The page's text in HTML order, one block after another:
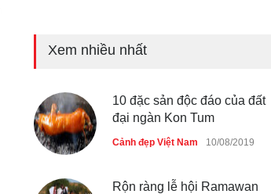
du lịch quốc gia
Những món ăn đồng quê dân
dã ở Sài Gòn
Cảnh đẹp Việt Nam 25/04/2020
Xem nhiều nhất
10 đặc sản độc đáo của đất
đại ngàn Kon Tum
Cảnh đẹp Việt Nam 10/08/2019
Rộn ràng lễ hội Ramawan